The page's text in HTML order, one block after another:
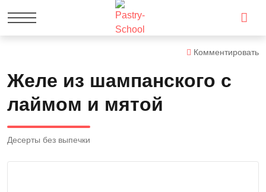
Комментировать
Желе из шампанского с
лаймом и мятой
Десерты без выпечки